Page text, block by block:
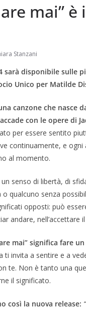
mai”
Stanzani
sarà disponibile sulle
Unico per Matilde
canzone che nasce
con le opere di
per essere sentito
continuamente, e
al momento.
senso di libertà, di
o qualcuno senza
opposti: può
andare, nell’accettare
mai” significa fare
ti invita a sentire e a
te. Non è tanto una
il significato.
così la nuova release: